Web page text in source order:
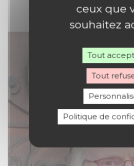
ceux que
souhaitez
Tout
Tout
Politique de